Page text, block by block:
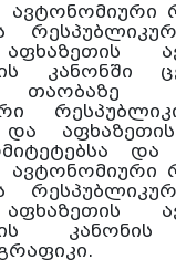
ავტონომიური
კანონში
თაობაზე
და
და
ავტონომიური